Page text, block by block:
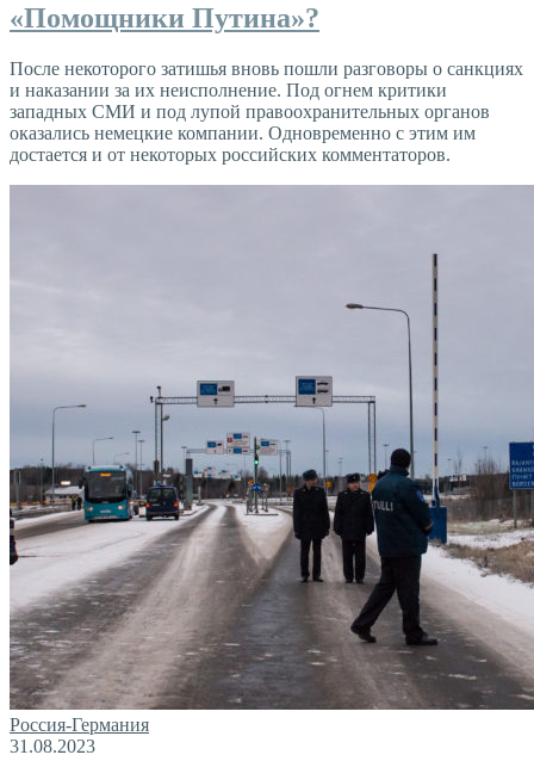
«Помощники Путина»?
После некоторого затишья вновь пошли разговоры о санкциях
и наказании за их неисполнение. Под огнем критики
западных СМИ и под лупой правоохранительных органов
оказались немецкие компании. Одновременно с этим им
достается и от некоторых российских комментаторов.
Россия-Германия
31.08.2023